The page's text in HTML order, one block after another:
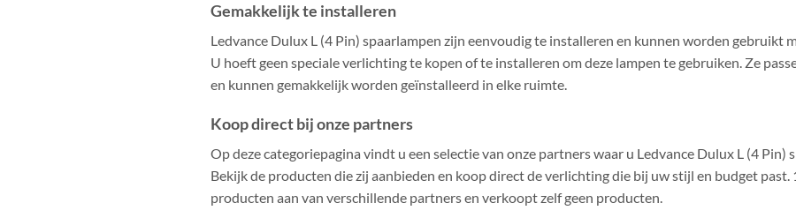
Gemakkelijk te installeren
Ledvance Dulux L (4 Pin) spaarlampen zijn eenvoudig te installeren en kunnen worden gebruikt
U hoeft geen speciale verlichting te kopen of te installeren om deze lampen te gebruiken. Ze
en kunnen gemakkelijk worden geïnstalleerd in elke ruimte.
Koop direct bij onze partners
Op deze categoriepagina vindt u een selectie van onze partners waar u Ledvance Dulux L (4 Pin)
Bekijk de producten die zij aanbieden en koop direct de verlichting die bij uw stijl en budget
producten aan van verschillende partners en verkoopt zelf geen producten.